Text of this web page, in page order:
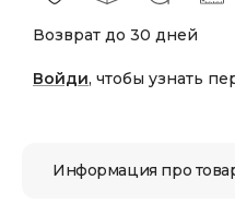
Возврат до 30 дней
Войди, чтобы узнать
Информация про